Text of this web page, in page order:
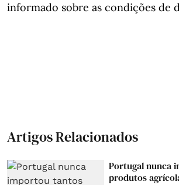
informado sobre as condições de
Artigos Relacionados
Portugal nunca
produtos